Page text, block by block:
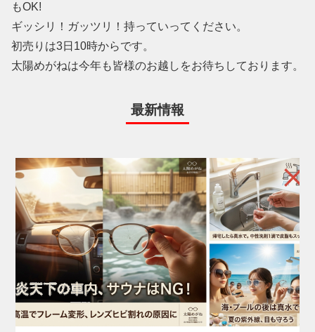
もOK!
ギッシリ！ガッツリ！持っていってください。
初売りは3日10時からです。
太陽めがねは今年も皆様のお越しをお待ちしております。
最新情報